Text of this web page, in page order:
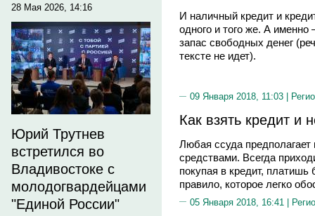
28 Мая 2026, 14:16
Юрий Трутнев
встретился во
Владивостоке с
молодогвардейцами
"Единой России"
И наличный кредит и
одного и того же. А
запас свободных денег
тексте не идет).
09 Января 2018, 11:03 |
Как взять кредит и
Любая ссуда
средствами. Всегда
покупая в кредит,
правило, которое легко
05 Января 2018, 16:41 |